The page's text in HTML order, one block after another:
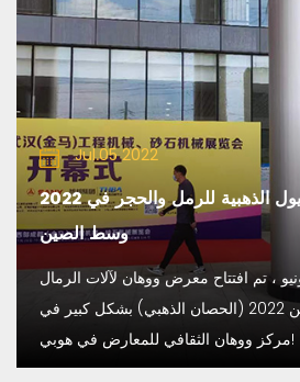
Jul.05 2022
2022 معرض ووهان للخيول الذهبية للرمل والحجر في
وسط الصين
26 إلى 28 يونيو ، تم افتتاح معرض ووهان لآلات الرمال
والحجر بوسط الصين 2022 (الحصان الذهبي) بشكل كبير في
مركز ووهان الثقافي للمعارض في هوبي!